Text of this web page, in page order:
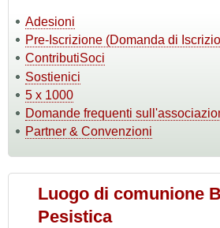
Adesioni
Pre-Iscrizione (Domanda di
ContributiSoci
Sostienici
5 x 1000
Domande frequenti
Partner & Convenzioni
Luogo di comunione
Pesistica